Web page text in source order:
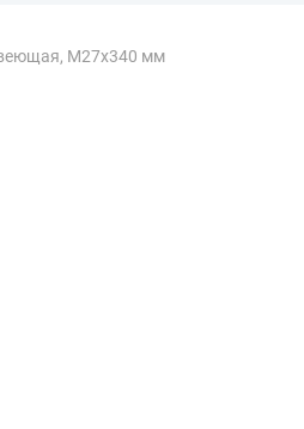
M27x340 мм